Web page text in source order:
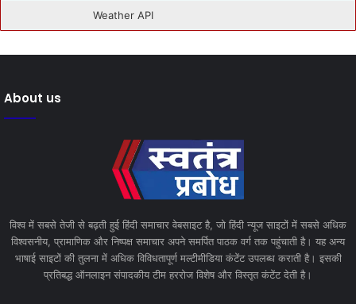
About us
विश्व में सबसे तेजी से बढ़ती हुई हिंदी समाचार वेबसाइट है, जो हिंदी न्यूज साइटों में सबसे अधिक
विश्वसनीय, प्रामाणिक और निष्पक्ष समाचार अपने समर्पित पाठक वर्ग तक पहुंचाती है। यह अन्य
भाषाई साइटों की तुलना में अधिक विविधतापूर्ण मल्टीमीडिया कंटेंट उपलब्ध कराती है। इसकी
प्रतिबद्ध ऑनलाइन संपादकीय टीम हररोज विशेष और विस्तृत कंटेंट देती है।